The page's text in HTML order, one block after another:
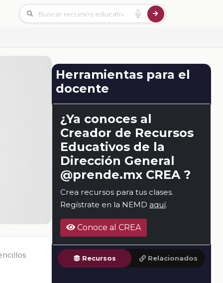
Herramientas para el
docente
¿Ya conoces al
Creador de Recursos
Educativos de la
Dirección General
@prende.mx CREA ?
Crea recursos para tus clases.
Regístrate en la NEMD aquí.
Conoce al CREA
Recursos Relacionados